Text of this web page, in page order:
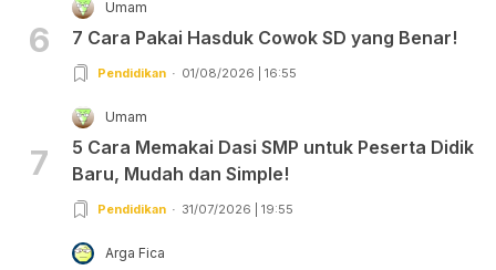
6
Umam
7 Cara Pakai Hasduk Cowok SD yang Benar!
Pendidikan 01/08/2026 | 16:55
7
Umam
5 Cara Memakai Dasi SMP untuk Peserta Didik
Baru, Mudah dan Simple!
Pendidikan 31/07/2026 | 19:55
Arga Fica